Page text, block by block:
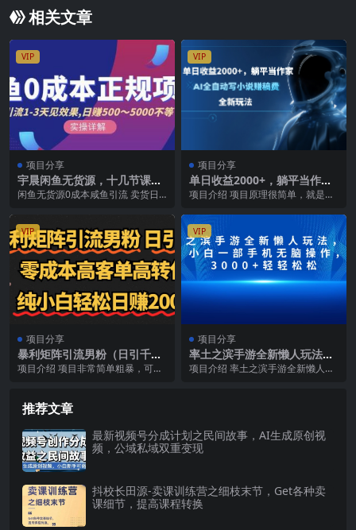
相关文章
VIP
项目分享
宇晨闲鱼无货源，十几节课程
丰富讲诉闲鱼卖货技巧，价值
闲鱼无货源0成本咸鱼引流 卖货日
VIP
项目分享
单日收益2000+，躺平当作
家，AI全自动写小说赚稿费，
项目介绍 项目原理很简单，就是通
上传到小说平台。...
VIP
项目分享
暴利矩阵引流男粉（日引千
粉），零成本高客单高转化，
项目介绍 项目非常简单粗暴，可以
VIP
项目分享
率土之滨手游全新懒人玩法，
一单30，小白一部手机无脑操
项目介绍 率土之滨手游全新懒人玩
推荐文章
最新视频号分成计划之民间故事，AI生成原创视
频，公域私域双重变现
抖校长田源-卖课训练营之细枝末节，Get各种卖
课细节，提高课程转换